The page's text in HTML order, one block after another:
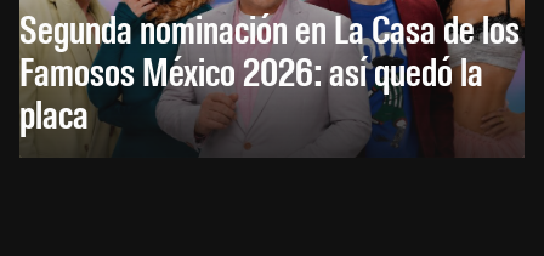
Segunda nominación en La Casa de los
Famosos México 2026: así quedó la
placa